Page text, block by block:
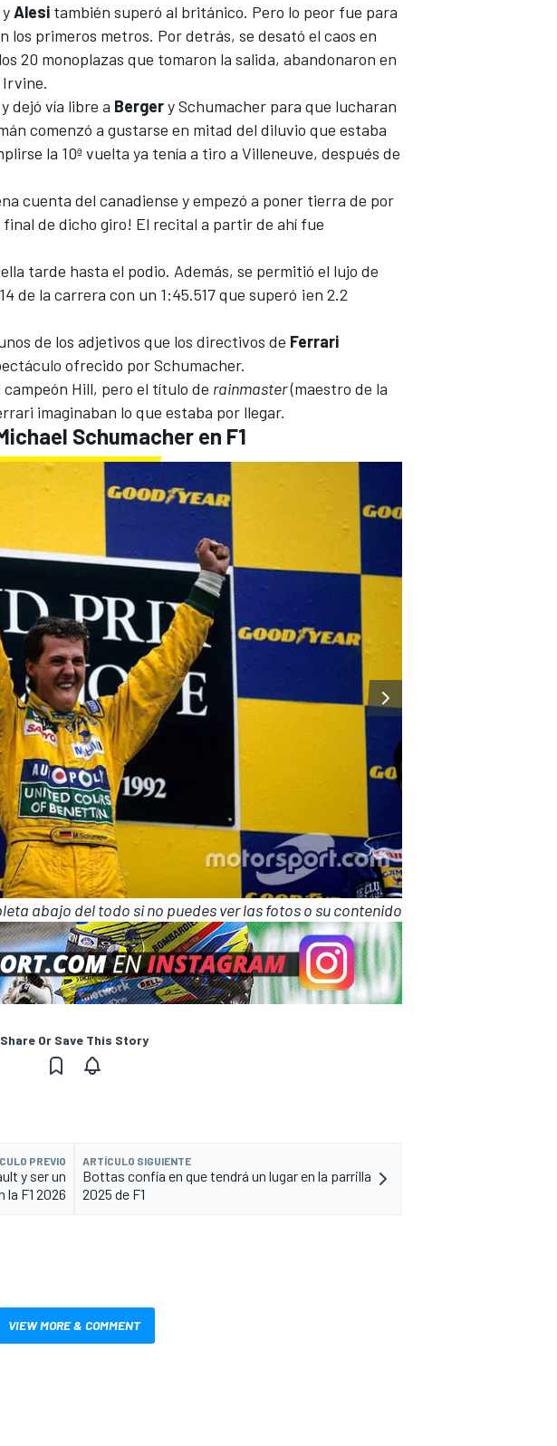
Alesi también superó al británico. Pero lo peor fue para
los primeros metros. Por detrás, se desató el caos en
20 monoplazas que tomaron la salida, abandonaron en
dejó vía libre a Bergery Schumacher para que lucharan
comenzó a gustarse en mitad del diluvio que estaba
la 10ª vuelta ya tenía a tiro a Villeneuve, después de
cuenta del canadiense y empezó a poner tierra de por
final de dicho giro! El recital a partir de ahí fue
tarde hasta el podio. Además, se permitió el lujo de
de la carrera con un 1:45.517 que superó ¡en 2.2
de los adjetivos que los directivos de Ferrari
ofrecido por Schumacher.
Hill, pero el título de rainmaster(maestro de la
imaginaban lo que estaba por llegar.
Schumacher en F1
abajo del todo si no puedes ver las fotos o su contenido
Share Or Save This Story
PREVIO
y ser un
la F1 2026
ARTÍCULO SIGUIENTE
Bottas confía en que tendrá un lugar en la parrilla
2025 de F1
VIEW MORE & COMMENT